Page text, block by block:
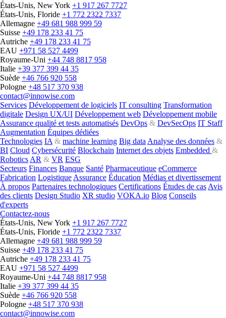
États-Unis, New York +1 917 267 7727
États-Unis, Floride +1 772 2322 7337
Allemagne +49 681 988 999 59
Suisse +49 178 233 41 75
Autriche +49 178 233 41 75
EAU +971 58 527 4499
Royaume-Uni +44 748 8817 958
Italie +39 377 399 44 35
Suède +46 766 920 558
Pologne +48 517 370 938
contact@innowise.com
Services Développement de logiciels IT consulting Transformation
digitale Design UX/UI Développement web Développement mobile
Assurance qualité et tests automatisés DevOps & DevSecOps IT Staff
Augmentation Équipes dédiées
Technologies IA & machine learning Big data Analyse des données &
BI Cloud Cybersécurité Blockchain Internet des objets Embedded &
Robotics AR & VR ESG
Secteurs Finances Banque Santé Pharmaceutique eCommerce
Fabrication Logistique Assurance Éducation Médias et divertissement
À propos Partenaires technologiques Certifications Études de cas Avis
des clients Design Studio XR studio VOKA.io Blog Conseils
d'experts
Contactez-nous
États-Unis, New York +1 917 267 7727
États-Unis, Floride +1 772 2322 7337
Allemagne +49 681 988 999 59
Suisse +49 178 233 41 75
Autriche +49 178 233 41 75
EAU +971 58 527 4499
Royaume-Uni +44 748 8817 958
Italie +39 377 399 44 35
Suède +46 766 920 558
Pologne +48 517 370 938
contact@innowise.com